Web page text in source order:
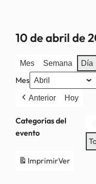
10 de abril de
Mes Semana Día
Mes
Anterior Hoy
Categorías del
evento
ImprimirVer